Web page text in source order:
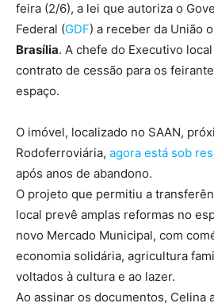
feira (2/6), a lei que autoriza o
Federal (GDF) a receber da União o
Brasília. A chefe do Executivo
contrato de cessão para os
espaço.
O imóvel, localizado no SAAN,
Rodoferroviária, agora está sob
após anos de abandono.
O projeto que permitiu a
local prevê amplas reformas no
novo Mercado Municipal, com
economia solidária, agricultura
voltados à cultura e ao lazer.
Ao assinar os documentos, Celina